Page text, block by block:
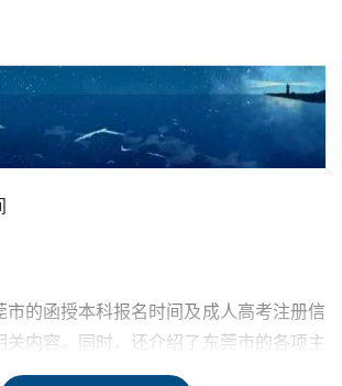
市的函授本科报名时间及成人高考注册信
关内容。同时，还介绍了东莞市的各项主
经营状态和基本信息。如果您是需要报考